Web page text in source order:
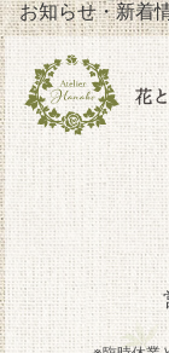
お知らせ・新着